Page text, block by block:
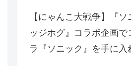
【にゃんこ大戦争】『
ッジホグ』コラボ企画で
ラ『ソニック』を手に入